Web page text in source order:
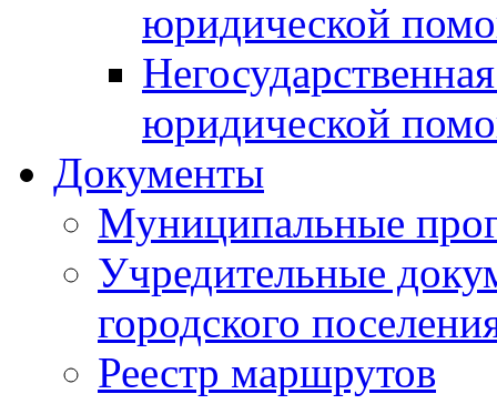
юридической
юридической
Документы
Муниципальные
Учредительные
городского
Реестр маршрутов